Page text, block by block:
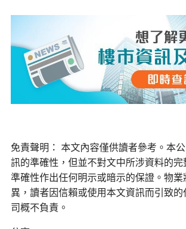
免責聲明： 本文內容僅供讀者參考。本
訊的準確性，但並不對文中所涉資料的
準確性作出任何明示或暗示的保證。物業
異，讀者因信賴或使用本文資訊而引致
司概不負責。